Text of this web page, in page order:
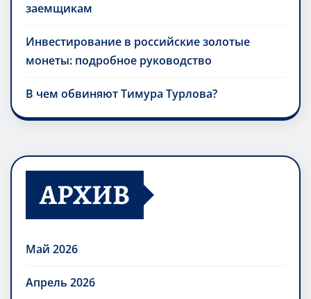
заемщикам
Инвестирование в российские золотые
монеты: подробное руководство
В чем обвиняют Тимура Турлова?
АРХИВ
Май 2026
Апрель 2026